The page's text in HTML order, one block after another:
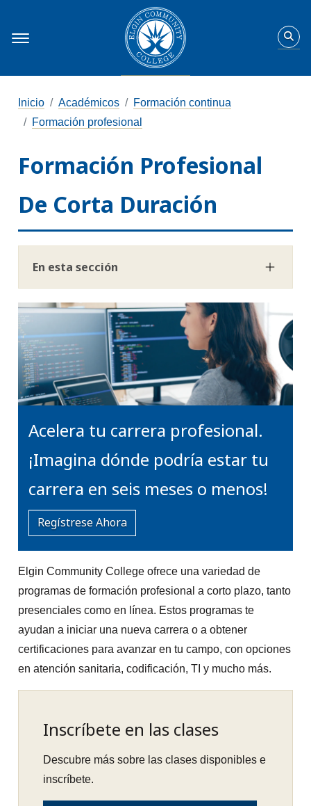
Inicio Académicos
Formación continua
Formación profesional
Formación Profesional
De Corta Duración
En esta sección
Acelera tu carrera profesional.
¡Imagina dónde podría estar tu
carrera en seis meses o menos!
Regístrese Ahora
Elgin Community College ofrece una variedad de
programas de formación profesional a corto plazo, tanto
presenciales como en línea. Estos programas te
ayudan a iniciar una nueva carrera o a obtener
certificaciones para avanzar en tu campo, con opciones
en atención sanitaria, codificación, TI y mucho más.
Inscríbete en las clases
Descubre más sobre las clases disponibles e
inscríbete.